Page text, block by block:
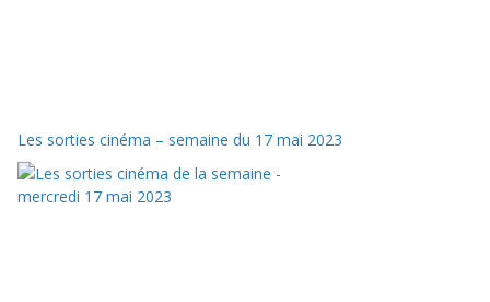
Les sorties cinéma – semaine du 17 mai 2023